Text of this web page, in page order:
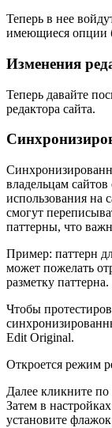
Теперь в нее
имеющиеся опции
Изменения
Теперь давайте
редактора сайта.
владельцам
использования на
смогут
паттерны, что
Пример: паттерн
может пожелать
разметку паттерна.
Чтобы
Edit Original.
Откроется режим
Далее кликните по
Затем в
установите